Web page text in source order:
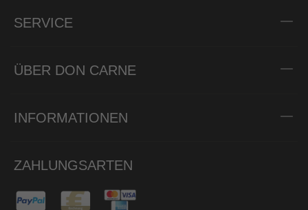
SERVICE
ÜBER DON CARNE
INFORMATIONEN
ZAHLUNGSARTEN